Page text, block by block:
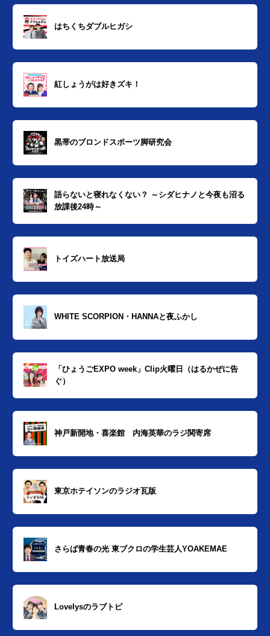
はちくちダブルヒガシ
紅しょうがは好きズキ！
黒帯のブロンドスポーツ脚研究会
語らないと寝れなくない？ ～シダヒナノと今夜も沼る
放課後24時～
トイズハート放送局
WHITE SCORPION・HANNAと夜ふかし
「ひょうごEXPO week」Clip火曜日（はるかぜに告
ぐ）
神戸新開地・喜楽館 内海英華のラジ関寄席
東京ホテイソンのラジオ瓦版
さらば青春の光 東ブクロの学生芸人YOAKEMAE
Lovelysのラブトピ